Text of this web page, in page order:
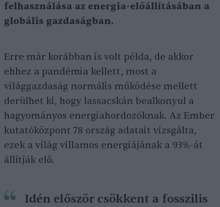
felhasználása az energia-előállításában a
globális gazdaságban.
Erre már korábban is volt példa, de akkor
ehhez a pandémia kellett, most a
világgazdaság normális működése mellett
derülhet ki, hogy lassacskán bealkonyul a
hagyományos energiahordozóknak. Az Ember
kutatóközpont 78 ország adatait vizsgálta,
ezek a világ villamos energiájának a 93%-át
állítják elő.
Idén először csökkent a fosszilis